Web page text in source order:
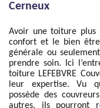
Cerneux
Avoir une toiture plus
confort et le bien
générale ou
prendre soin. Ici
toiture LEFEBVRE
leur expertise. Vu
possède des
autres, ils pourront